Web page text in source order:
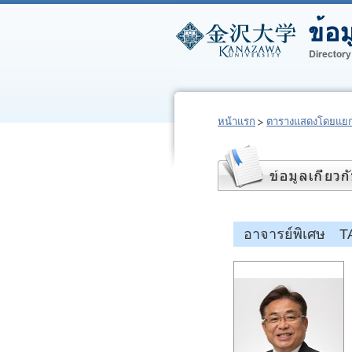
หน้าแรก ตารางแสดงโดยแ
อาจารย์พิเศษ